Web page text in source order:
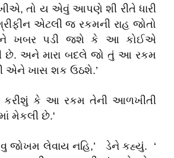
તો ય એવું આપણે શી રીતે ધારી
એટલી જ રકમની રાહ જોતો
ખબર પડી જશે કે આ કોઈએ
છે. અને મારા બદલે જો તું આ રકમ
એને ખાસ શક ઉઠશે.’
કે આ રકમ તેની આળખીતી
મેકલી છે.'
જોખમ લેવાય નહિ,’ ડેને કહ્યું. ‘